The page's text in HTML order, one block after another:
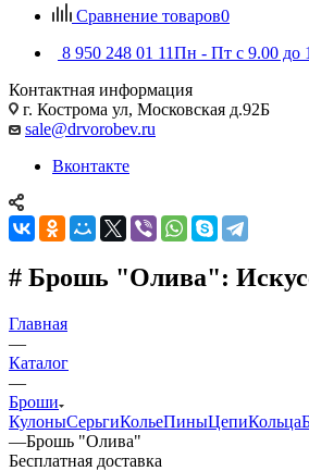
Сравнение товаров0
8 950 248 01 11Пн - Пт с 9.00 до
Контактная информация
г. Кострома ул, Московская д.92Б
sale@drvorobev.ru
Вконтакте
# Брошь "Олива":
Главная
—
Каталог
—
Броши
КулоныСерьгиКольеПиныЦепиКольца
—Брошь "Олива"
Бесплатная доставка